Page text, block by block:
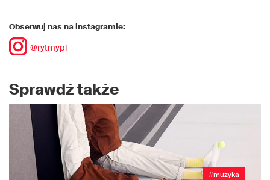
Obserwuj nas na instagramie:
@rytmypl
Sprawdź także
#muzyka